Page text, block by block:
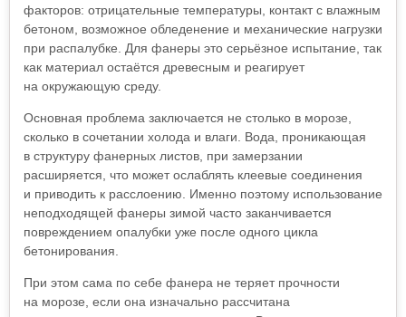
факторов: отрицательные температуры, контакт с влажным
бетоном, возможное обледенение и механические нагрузки
при распалубке. Для фанеры это серьёзное испытание, так
как материал остаётся древесным и реагирует
на окружающую среду.
Основная проблема заключается не столько в морозе,
сколько в сочетании холода и влаги. Вода, проникающая
в структуру фанерных листов, при замерзании
расширяется, что может ослаблять клеевые соединения
и приводить к расслоению. Именно поэтому использование
неподходящей фанеры зимой часто заканчивается
повреждением опалубки уже после одного цикла
бетонирования.
При этом сама по себе фанера не теряет прочности
на морозе, если она изначально рассчитана